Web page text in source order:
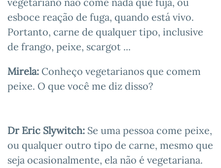
esboce reação de fuga, quando está vivo.
Portanto, carne de qualquer tipo, inclusive
de frango, peixe, scargot ...
Mirela: Conheço vegetarianos que comem
peixe. O que você me diz disso?
Dr Eric Slywitch: Se uma pessoa come peixe,
ou qualquer outro tipo de carne, mesmo que
seja ocasionalmente, ela não é vegetariana.